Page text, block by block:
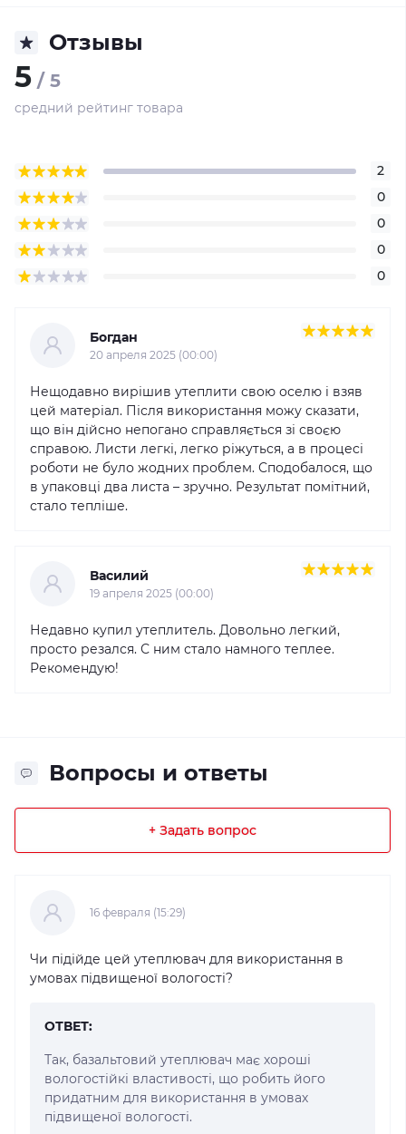
Отзывы
5 / 5
средний рейтинг товара
2
0
0
0
0
Богдан
20 апреля 2025 (00:00)
Нещодавно вирішив утеплити свою оселю і взяв
цей матеріал. Після використання можу сказати,
що він дійсно непогано справляється зі своєю
справою. Листи легкі, легко ріжуться, а в процесі
роботи не було жодних проблем. Сподобалося, що
в упаковці два листа – зручно. Результат помітний,
стало тепліше.
Василий
19 апреля 2025 (00:00)
Недавно купил утеплитель. Довольно легкий,
просто резался. С ним стало намного теплее.
Рекомендую!
Вопросы и ответы
+ Задать вопрос
16 февраля (15:29)
Чи підійде цей утеплювач для використання в
умовах підвищеної вологості?
ОТВЕТ:
Так, базальтовий утеплювач має хороші
вологостійкі властивості, що робить його
придатним для використання в умовах
підвищеної вологості.